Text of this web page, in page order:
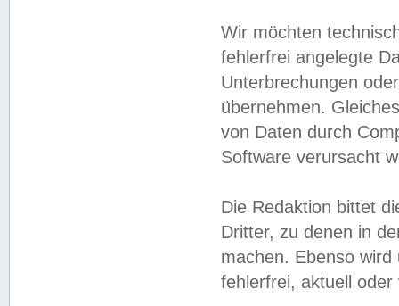
Wir möchten
fehlerfrei angelegte
Unterbrechungen
übernehmen.
von Daten durch
Software verursacht
Die Redaktion bittet
Dritter, zu denen in
machen. Ebenso
fehlerfrei, aktuell oder